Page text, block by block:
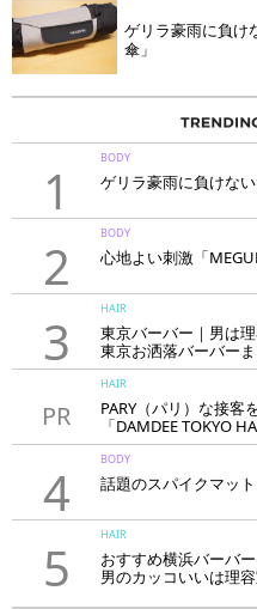
ゲリラ豪雨に負け
傘」
1
BODY
ゲリラ豪雨に負けな
2
BODY
心地よい刺激「
3
HAIR
東京バーバー｜男は
東京お洒落バーバー
PR
HAIR
PARY（パリ）な接客
「DAMDEE TOKYO
4
BODY
話題のスパイクマッ
5
HAIR
おすすめ横浜バーバー
男のカッコいいは理